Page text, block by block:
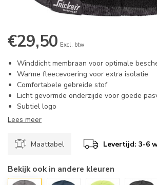
€29,50 Excl. btw
Winddicht membraan voor optimale
Warme fleecevoering voor extra isolatie
Comfortabele gebreide stof
Licht gevormde onderzijde voor goede
Subtiel logo
Lees meer
Maattabel Levertijd: 3-6
Bekijk ook in andere kleuren